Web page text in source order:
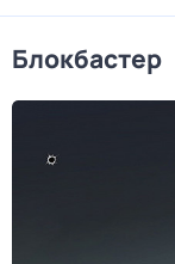
Блокбастер